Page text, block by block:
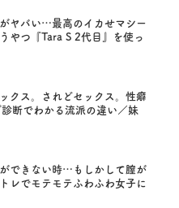
ヤバい…最高のイカせマシー
やつ『Tara S 2代目』を使っ
クス。されどセックス。性癖
断でわかる流派の違い／妹
できない時…もしかして膣が
レでモテモテふわふわ女子に